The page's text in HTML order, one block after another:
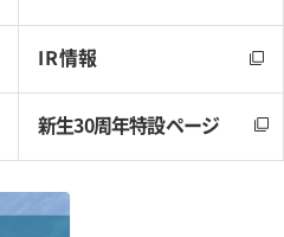
IR情報
新生30周年特設ページ